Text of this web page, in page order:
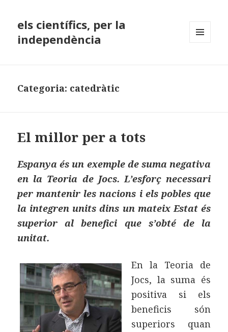
els científics, per la
independència
Categoria: catedràtic
El millor per a tots
Espanya és un exemple de suma negativa
en la Teoria de Jocs. L’esforç necessari
per mantenir les nacions i els pobles que
la integren units dins un mateix Estat és
superior al benefici que s’obté de la
unitat.
En la Teoria de
Jocs, la suma és
positiva si els
beneficis són
superiors quan